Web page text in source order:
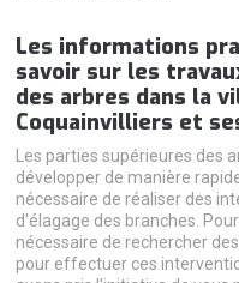
Les informations
savoir sur les
des arbres dans la
Coquainvilliers et
Les parties supérieures des
développer de manière
nécessaire de réaliser des
d'élagage des branches.
nécessaire de rechercher
pour effectuer ces